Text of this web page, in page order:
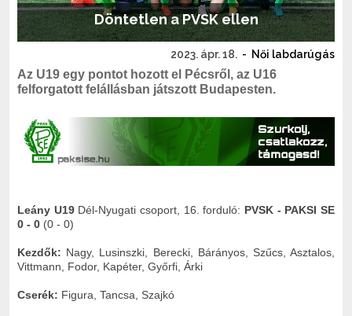
Döntetlen a PVSK ellen
2023. ápr. 18. - Női labdarúgás
Az U19 egy pontot hozott el Pécsről, az U16
felforgatott felállásban játszott Budapesten.
Leány U19Dél-Nyugati csoport, 16. forduló: PVSK - PAKSI SE
0 - 0 (0 - 0)
Kezdők: Nagy, Lusinszki, Berecki, Bárányos, Szűcs, Asztalos,
Vittmann, Fodor, Kapéter, Győrfi, Árki
Cserék: Figura, Tancsa, Szajkó